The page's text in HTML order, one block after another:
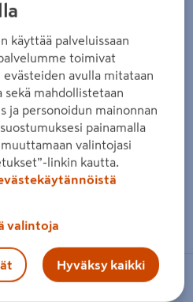
käyttää palveluissaan
toimivat
avulla mitataan
mahdollistetaan
ja personoidun mainonnan
painamalla
muuttamaan valintojasi
linkin kautta.
valintoja
Hyväksy kaikki